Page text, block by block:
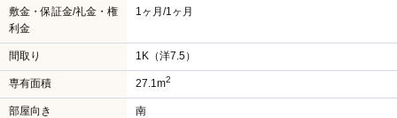
敷金・保証金/礼金・権
利金
1ヶ月/1ヶ月
間取り 1K（洋7.5）
専有面積 27.1m2
部屋向き 南